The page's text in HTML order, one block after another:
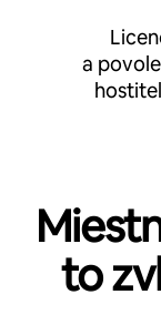
a
to